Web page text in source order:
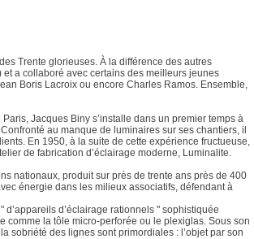
Trente glorieuses. À la différence des autres
a collaboré avec certains des meilleurs jeunes
Boris Lacroix ou encore Charles Ramos. Ensemble,
Jacques Biny s’installe dans un premier temps à
au manque de luminaires sur ses chantiers, il
En 1950, à la suite de cette expérience fructueuse,
de fabrication d’éclairage moderne, Luminalite.
nationaux, produit sur près de trente ans près de 400
énergie dans les milieux associatifs, défendant à
d’éclairage rationnels " sophistiquée
la tôle micro-perforée ou le plexiglas. Sous son
sobriété des lignes sont primordiales : l’objet par son